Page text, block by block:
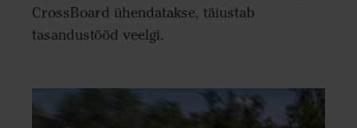
CrossBoard ühendatakse, täiustab
tasandustööd veelgi.